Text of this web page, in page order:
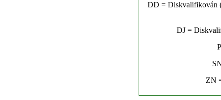
DD = Diskvalifikován
DJ =
ZN